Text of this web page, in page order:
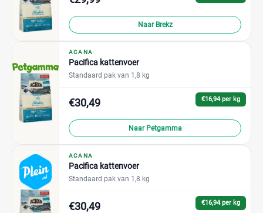
Naar Brekz
ACANA
Pacifica kattenvoer
Standaard pak van 1,8 kg
€16,94 per kg
€30,49
Naar Petgamma
ACANA
Pacifica kattenvoer
Standaard pak van 1,8 kg
€16,94 per kg
€30,49